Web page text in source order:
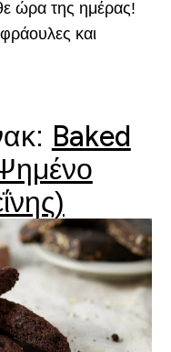
ώρα της ημέρας!
και
Baked